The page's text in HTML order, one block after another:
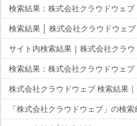
検索結果：株式会社クラウドウェ
検索結果 │ 株式会社クラウドウェ
サイト内検索結果 | 株式会社クラ
検索結果：株式会社クラウドウェブ
株式会社クラウドウェブ 検索結果
「株式会社クラウドウェブ」の検